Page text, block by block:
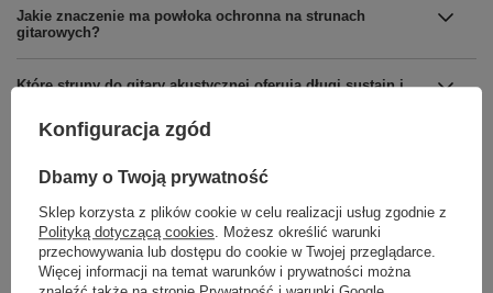
Jakie znaczenie ma powłoka ochronna na strunach
gitarowych?
Które struny do gitary akustycznej oferują długi sustain i
akustycznej?
Konfiguracja zgód
Dbamy o Twoją prywatność
Sklep korzysta z plików cookie w celu realizacji usług zgodnie z
Polityką dotyczącą cookies . Możesz określić warunki
przechowywania lub dostępu do cookie w Twojej przeglądarce.
Więcej informacji na temat warunków i prywatności można